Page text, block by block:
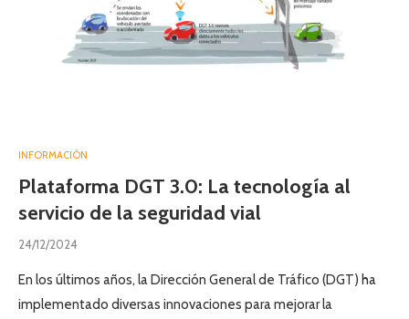
INFORMACIÓN
Plataforma DGT 3.0: La tecnología al
servicio de la seguridad vial
24/12/2024
En los últimos años, la Dirección General de Tráfico (DGT) ha
implementado diversas innovaciones para mejorar la